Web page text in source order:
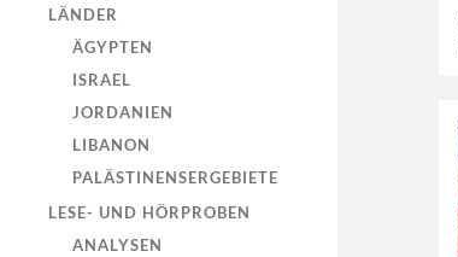
LÄNDER
ÄGYPTEN
ISRAEL
JORDANIEN
LIBANON
PALÄSTINENSERGEBIETE
LESE- UND HÖRPROBEN
ANALYSEN